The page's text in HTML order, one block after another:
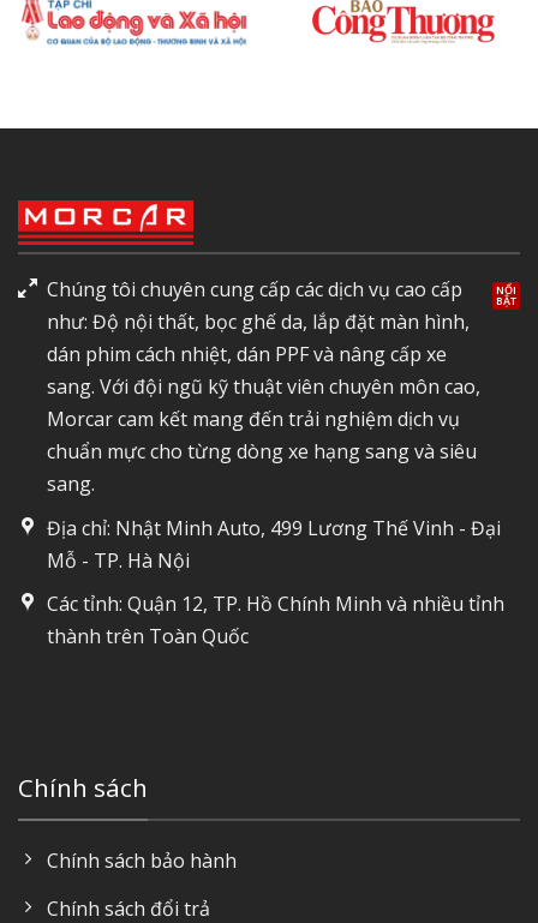
Chúng tôi chuyên cung cấp các dịch vụ cao cấp
như: Độ nội thất, bọc ghế da, lắp đặt màn hình,
dán phim cách nhiệt, dán PPF và nâng cấp xe
sang. Với đội ngũ kỹ thuật viên chuyên môn cao,
Morcar cam kết mang đến trải nghiệm dịch vụ
chuẩn mực cho từng dòng xe hạng sang và siêu
sang.
Địa chỉ: Nhật Minh Auto, 499 Lương Thế Vinh - Đại
Mỗ - TP. Hà Nội
Các tỉnh: Quận 12, TP. Hồ Chính Minh và nhiều tỉnh
thành trên Toàn Quốc
Chính sách
Chính sách bảo hành
Chính sách đổi trả